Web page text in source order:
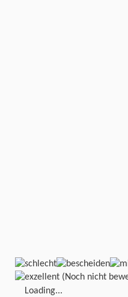
(Noch nicht
Loading...